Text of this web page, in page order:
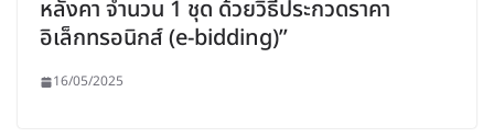
หลังคา จำนวน 1 ชุด ด้วยวิธีประกวดราคา
อิเล็กทรอนิกส์ (e-bidding)”
16/05/2025